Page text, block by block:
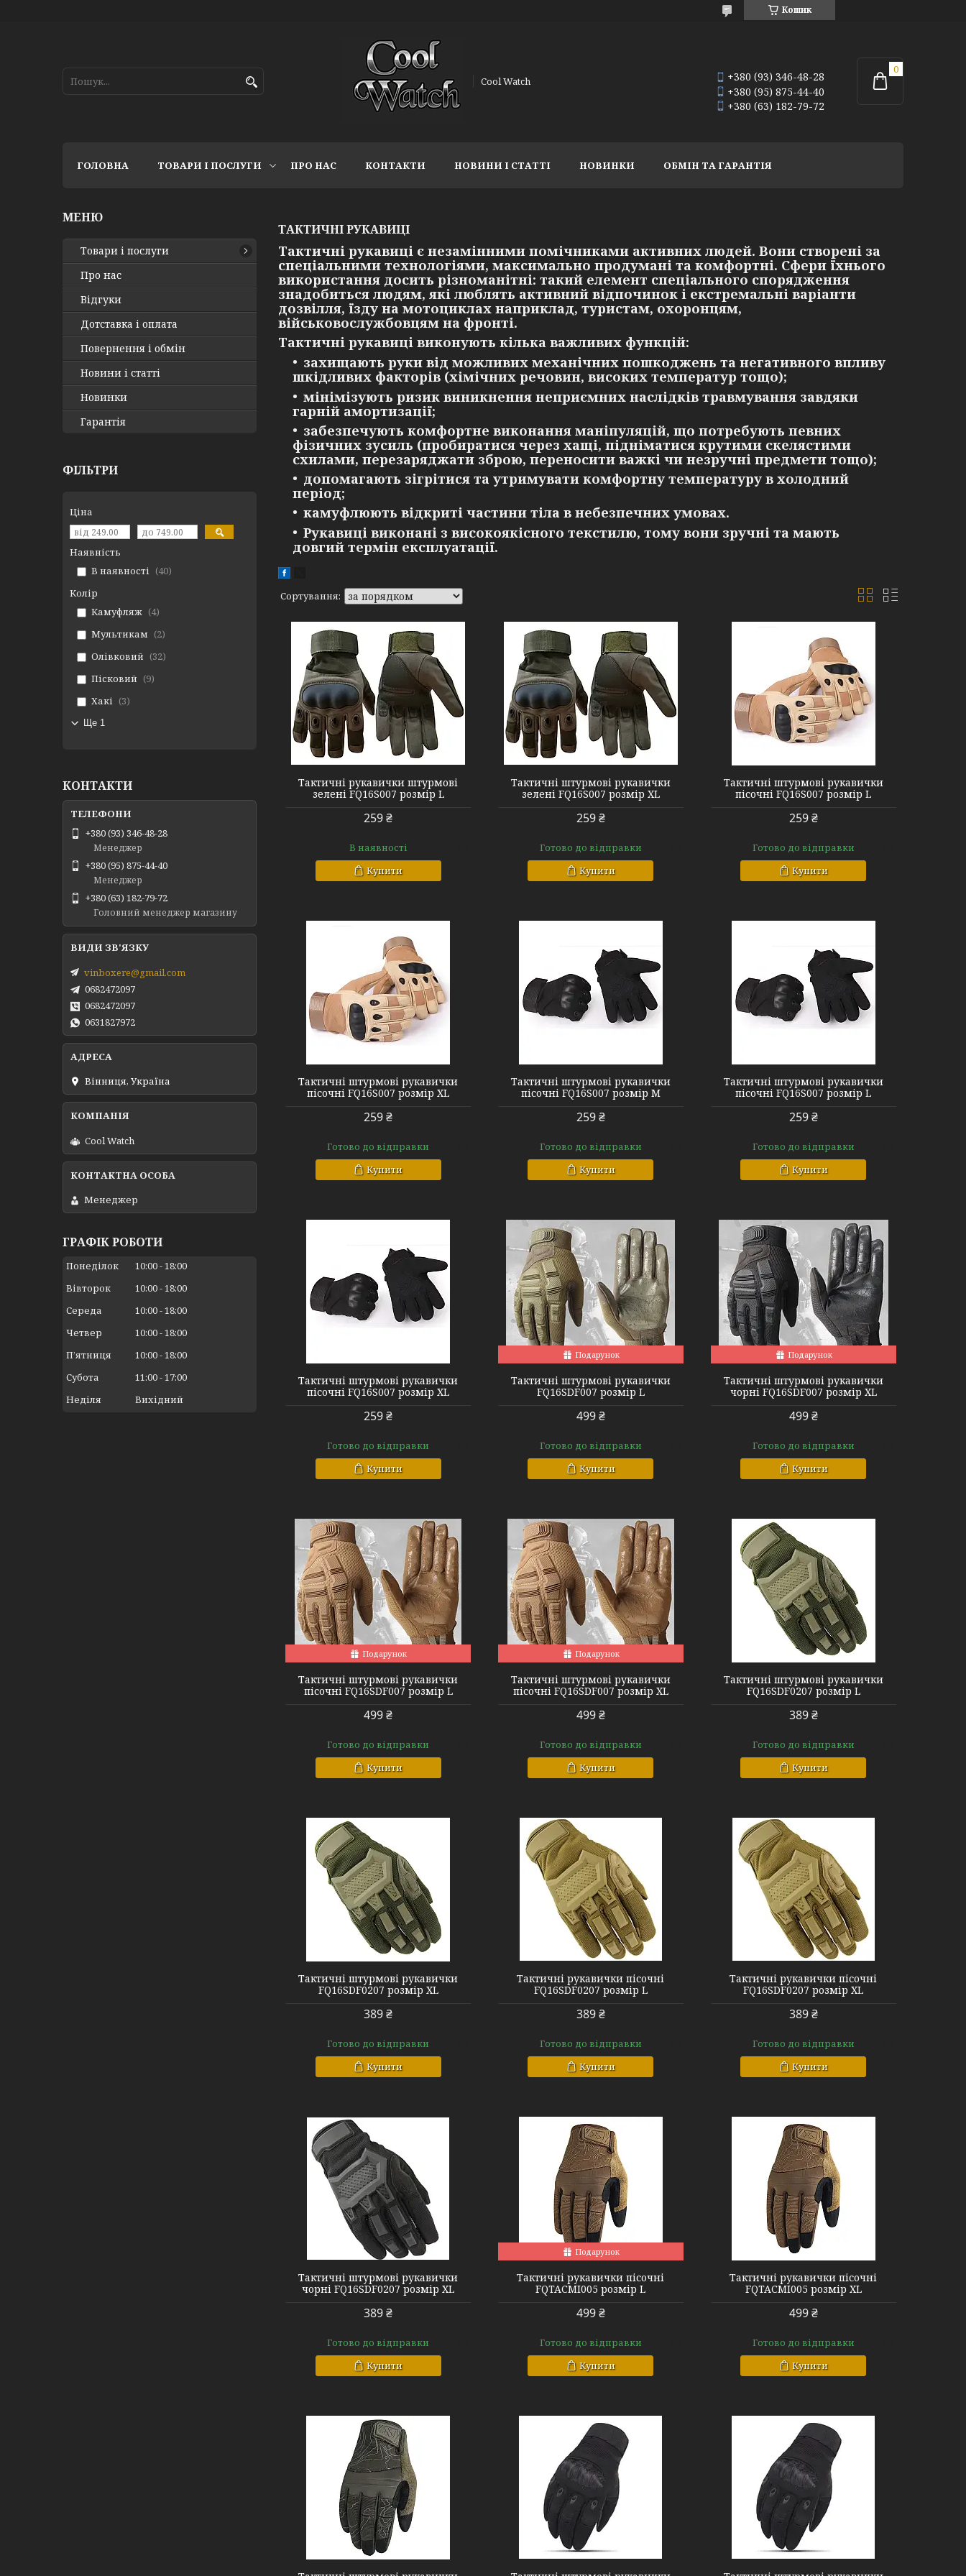
Кошик
Cool Watch
+380 (93) 346-48-28
+380 (95) 875-44-40
+380 (63) 182-79-72
ГОЛОВНА ТОВАРИ І ПОСЛУГИ ПРО НАС КОНТАКТИ НОВИНИ І СТАТТІ НОВИНКИ ОБМІН ТА ГАРАНТІЯ
ТАКТИЧНІ РУКАВИЦІ
Тактичні рукавиці є незамінними помічниками активних людей. Вони створені за
спеціальними технологіями, максимально продумані та комфортні. Сфери їхнього
використання досить різноманітні: такий елемент спеціального спорядження
знадобиться людям, які люблять активний відпочинок і екстремальні варіанти
дозвілля, їзду на мотоциклах наприклад, туристам, охоронцям,
військовослужбовцям на фронті.
Тактичні рукавиці виконують кілька важливих функцій:
захищають руки від можливих механічних пошкоджень та негативного впливу
шкідливих факторів (хімічних речовин, високих температур тощо);
мінімізують ризик виникнення неприємних наслідків травмування завдяки
гарній амортизації;
забезпечують комфортне виконання маніпуляцій, що потребують певних
фізичних зусиль (пробиратися через хащі, підніматися крутими скелястими
схилами, перезаряджати зброю, переносити важкі чи незручні предмети тощо);
допомагають зігрітися та утримувати комфортну температуру в холодний
період;
камуфлюють відкриті частини тіла в небезпечних умовах.
Рукавиці виконані з високоякісного текстилю, тому вони зручні та мають
довгий термін експлуатації.
Тактичні рукавички штурмові
зелені FQ16S007 розмір L
259 ₴
В наявності
Купити
FQ16S007 green XL
Тактичні штурмові рукавички
зелені FQ16S007 розмір XL
259 ₴
Готово до відправки
Купити
FQ16S007 sand L
Тактичні штурмові рукавички
пісочні FQ16S007 розмір L
259 ₴
Готово до відправки
Купити
FQ16S007 sand XL
Тактичні штурмові рукавички
пісочні FQ16S007 розмір XL
259 ₴
Готово до відправки
Купити
FQ16S007 black M
Тактичні штурмові рукавички
пісочні FQ16S007 розмір M
259 ₴
Готово до відправки
Купити
Тактичні штурмові рукавички
пісочні FQ16S007 розмір L
259 ₴
Готово до відправки
Купити
FQ16S007 black XL
Тактичні штурмові рукавички
пісочні FQ16S007 розмір XL
259 ₴
Готово до відправки
Купити
Подарунок
Тактичні штурмові рукавички
FQ16SDF007 розмір L
499 ₴
Готово до відправки
Купити
FQ16SDF007 black XL
Подарунок
Тактичні штурмові рукавички
чорні FQ16SDF007 розмір XL
499 ₴
Готово до відправки
Купити
Подарунок
Тактичні штурмові рукавички
пісочні FQ16SDF007 розмір L
499 ₴
Готово до відправки
Купити
FQ16SDF007 sand XL
Подарунок
Тактичні штурмові рукавички
пісочні FQ16SDF007 розмір XL
499 ₴
Готово до відправки
Купити
FQ16SDF0207 green L
Тактичні штурмові рукавички
FQ16SDF0207 розмір L
389 ₴
Готово до відправки
Купити
Тактичні штурмові рукавички
FQ16SDF0207 розмір XL
389 ₴
Готово до відправки
Купити
FQ16SDF0207 sand L
Тактичні рукавички пісочні
FQ16SDF0207 розмір L
389 ₴
Готово до відправки
Купити
FQ16SDF0207 sand XL
Тактичні рукавички пісочні
FQ16SDF0207 розмір XL
389 ₴
Готово до відправки
Купити
Тактичні штурмові рукавички
чорні FQ16SDF0207 розмір XL
389 ₴
Готово до відправки
Купити
FQTACMI005 sand L
Подарунок
Тактичні рукавички пісочні
FQTACMI005 розмір L
499 ₴
Готово до відправки
Купити
FQTACMI005 sand XL
Тактичні рукавички пісочні
FQTACMI005 розмір XL
499 ₴
Готово до відправки
Купити
FQ20T001 black L FQ20T001 black XL
Товари і послуги
Про нас
Відгуки
Дотставка і оплата
Повернення і обмін
Новини і статті
Новинки
Гарантія
ФІЛЬТРИ
Ціна
Наявність
В наявності
40
Колір
Камуфляж
4
Мультикам
2
Олівковий
32
Пісковий
9
Хакі
3
Ще 1
КОНТАКТИ
+380 (93) 346-48-28
Менеджер
+380 (95) 875-44-40
Менеджер
+380 (63) 182-79-72
Головний менеджер магазину
vinboxere@gmail.com
0682472097
0682472097
0631827972
Вінниця, Україна
Cool Watch
Менеджер
ГРАФІК РОБОТИ
Понеділок 10:00 18:00
Вівторок
10:00 18:00
Середа
10:00 18:00
Четвер
10:00 18:00
Пʼятниця
10:00 18:00
Субота
11:00 17:00
Неділя
Вихідний